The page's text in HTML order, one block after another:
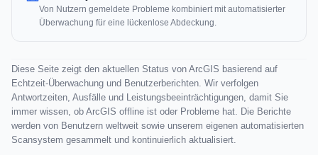
Von Nutzern gemeldete Probleme kombiniert mit automatisierter
Überwachung für eine lückenlose Abdeckung.
Diese Seite zeigt den aktuellen Status von ArcGIS basierend auf
Echtzeit-Überwachung und Benutzerberichten. Wir verfolgen
Antwortzeiten, Ausfälle und Leistungsbeeinträchtigungen, damit Sie
immer wissen, ob ArcGIS offline ist oder Probleme hat. Die Berichte
werden von Benutzern weltweit sowie unserem eigenen automatisierten
Scansystem gesammelt und kontinuierlich aktualisiert.